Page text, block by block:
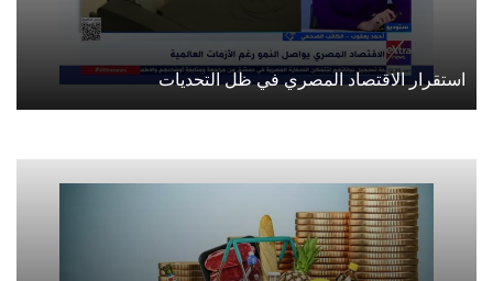
استقرار الاقتصاد المصري في ظل التحديات